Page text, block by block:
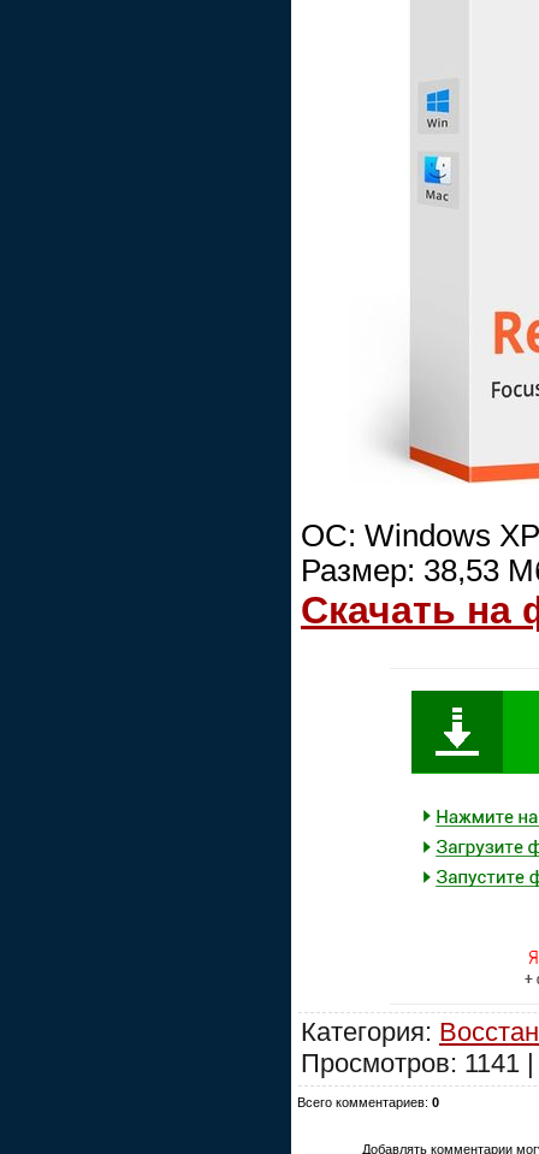
ОС: Windows
Размер: 38,53
Скачать на
Категория:
Просмотров: 1141
Всего комментариев: 0
Добавлять комментарии